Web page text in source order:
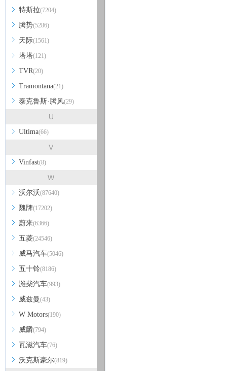
特斯拉(7204)
腾势(5286)
天际(1561)
塔塔(121)
TVR(20)
Tramontana(21)
泰克鲁斯·腾风(29)
U
Ultima(66)
V
Vinfast(8)
W
沃尔沃(87640)
魏牌(17202)
蔚来(6366)
五菱(24546)
威马汽车(5046)
五十铃(8186)
潍柴汽车(993)
威兹曼(43)
W Motors(190)
威麟(794)
瓦滋汽车(76)
沃克斯豪尔(819)